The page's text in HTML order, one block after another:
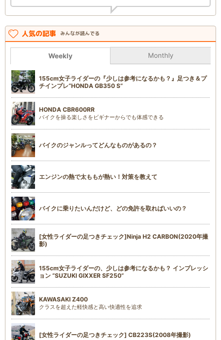
人気の記事 みんなが読んでる
Weekly Monthly
155cm女子ライダーの『少しは参考になるかも？』足つき＆プ
チインプレ“HONDA GB350 S”
HONDA CBR600RR
バイクを操る楽しさをビギナーからでも体感できる
バイクのジャンルってどんなものがあるの？
エンジンの熱で太ももが熱い！対策を教えて
バイクに乗りたいんだけど、どの免許を取ればいいの？
[女性ライダーの足つきチェック]Ninja H2 CARBON(2020年撮
影)
155cm女子ライダーの、少しは参考になるかも？ インプレッシ
ョン “SUZUKI GIXXER SF250”
KAWASAKI Z400
クラスを超えた軽快感と高い快適性を追求
[女性ライダーの足つきチェック] CB223S(2008年撮影)